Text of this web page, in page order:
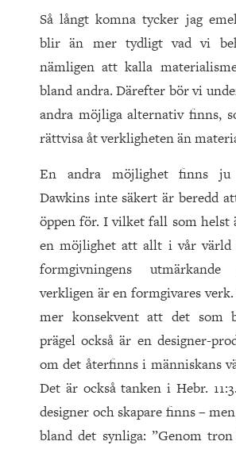
Så långt komna tycker jag
blir än mer tydligt vad vi
nämligen att kalla
bland andra. Därefter bör vi
andra möjliga alternativ finns,
rättvisa åt verkligheten än
En andra möjlighet finns
Dawkins inte säkert är beredd
öppen för. I vilket fall som helst
en möjlighet att allt i vår värld
formgivningens
verkligen är en formgivares
mer konsekvent att det som
prägel också är en designer-
om det återfinns i människans
Det är också tanken i Hebr.
designer och skapare finns –
bland det synliga: ”Genom